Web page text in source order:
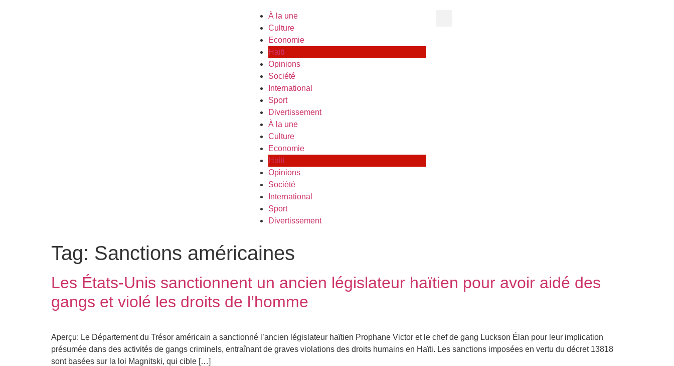
À la une
Culture
Economie
Haiti
Opinions
Société
International
Sport
Divertissement
À la une
Culture
Economie
Haiti
Opinions
Société
International
Sport
Divertissement
Tag: Sanctions américaines
Les États-Unis sanctionnent un ancien législateur haïtien pour avoir aidé des
gangs et violé les droits de l’homme
Aperçu: Le Département du Trésor américain a sanctionné l’ancien législateur haïtien Prophane Victor et le chef de gang Luckson Élan pour leur implication
présumée dans des activités de gangs criminels, entraînant de graves violations des droits humains en Haïti. Les sanctions imposées en vertu du décret 13818
sont basées sur la loi Magnitski, qui cible […]